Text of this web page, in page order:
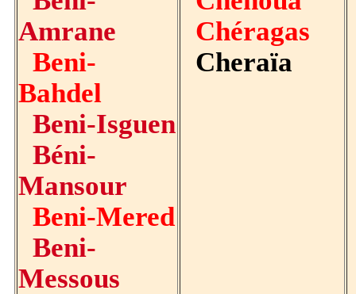
Amrane
Beni-
Bahdel
Beni-Isguen
Béni-
Mansour
Beni-Mered
Beni-
Messous
Chéragas
Cheraïa